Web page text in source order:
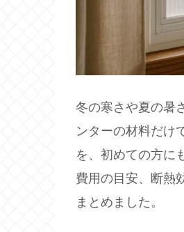
冬の寒さや夏の暑
ンターの材料だけ
を、初めての方に
費用の目安、断熱
まとめました。